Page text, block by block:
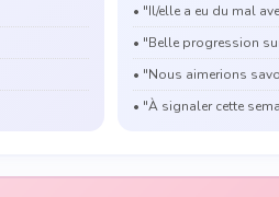
• "Il/elle a eu du mal
• "Belle progression
• "Nous aimerions
• "À signaler cette